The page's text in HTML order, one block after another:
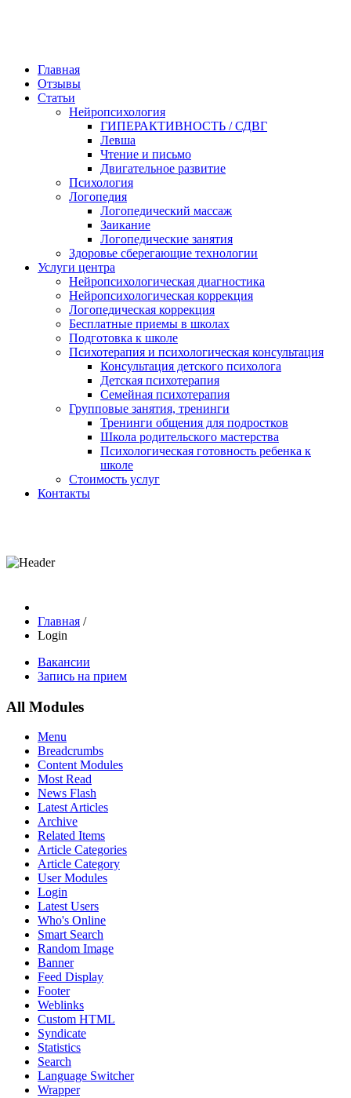
Главная
Отзывы
Статьи
Нейропсихология
ГИПЕРАКТИВНОСТЬ / СДВГ
Левша
Чтение и письмо
Двигательное развитие
Психология
Логопедия
Логопедический массаж
Заикание
Логопедические занятия
Здоровье сберегающие технологии
Услуги центра
Нейропсихологическая диагностика
Нейропсихологическая коррекция
Логопедическая коррекция
Бесплатные приемы в школах
Подготовка к школе
Психотерапия и психологическая консультация
Консультация детского психолога
Детская психотерапия
Семейная психотерапия
Групповые занятия, тренинги
Тренинги общения для подростков
Школа родительского мастерства
Психологическая готовность ребенка к
школе
Стоимость услуг
Контакты
Главная /
Login
Вакансии
Запись на прием
All Modules
Menu
Breadcrumbs
Content Modules
Most Read
News Flash
Latest Articles
Archive
Related Items
Article Categories
Article Category
User Modules
Login
Latest Users
Who's Online
Smart Search
Random Image
Banner
Feed Display
Footer
Weblinks
Custom HTML
Syndicate
Statistics
Search
Language Switcher
Wrapper